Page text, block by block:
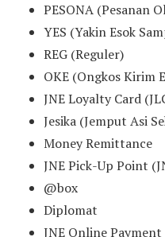
PESONA (Pesanan
YES (Yakin Esok
REG (Reguler)
OKE (Ongkos Kirim
JNE Loyalty Card
Jesika (Jemput Asi
Money Remittance
JNE Pick-Up Point
@box
Diplomat
JNE Online Payment